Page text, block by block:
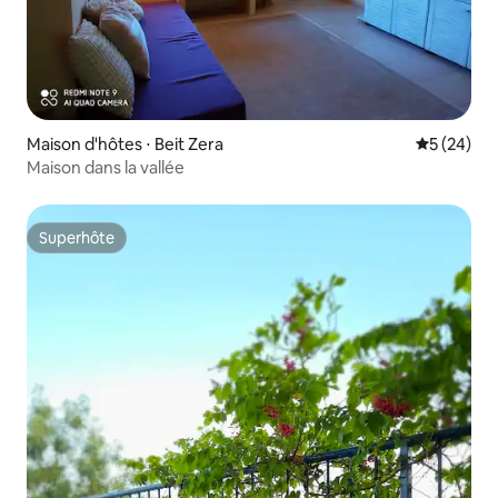
Maison d'hôtes ⋅ Beit Zera
5 (24)
Maison dans la vallée
Superhôte
Superhôte